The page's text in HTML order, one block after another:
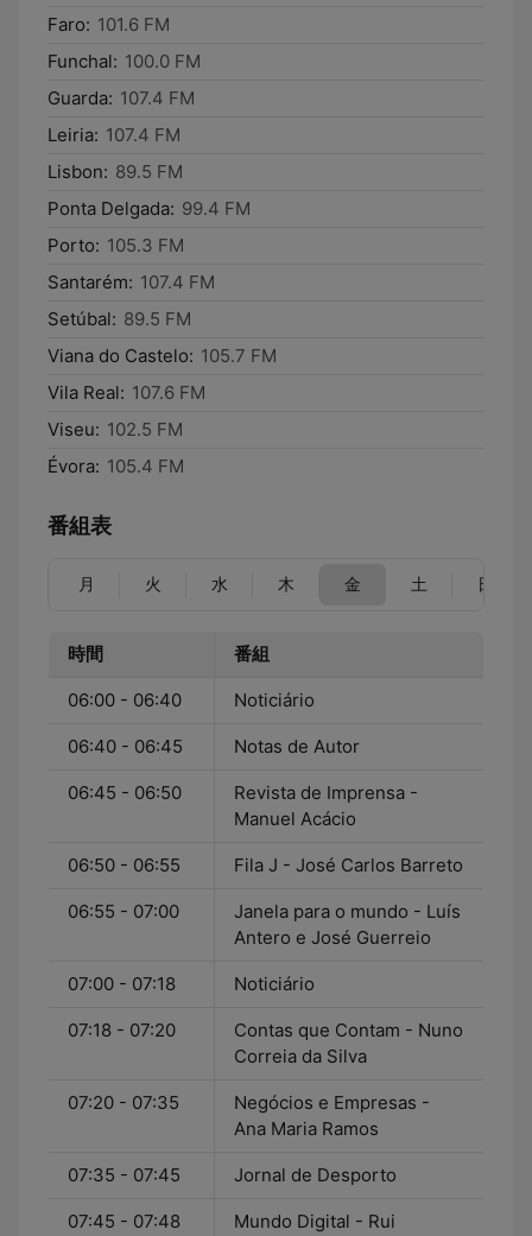
Faro: 101.6 FM
Funchal: 100.0 FM
Guarda: 107.4 FM
Leiria: 107.4 FM
Lisbon: 89.5 FM
Ponta Delgada: 99.4 FM
Porto: 105.3 FM
Santarém: 107.4 FM
Setúbal: 89.5 FM
Viana do Castelo: 105.7 FM
Vila Real: 107.6 FM
Viseu: 102.5 FM
Évora: 105.4 FM
番組表
月 火 水 木 金 土 日
時間 番組
06:00 - 06:40 Noticiário
06:40 - 06:45 Notas de Autor
06:45 - 06:50
Revista de Imprensa -
Manuel Acácio
06:50 - 06:55 Fila J - José Carlos Barreto
06:55 - 07:00
Janela para o mundo - Luís
Antero e José Guerreio
07:00 - 07:18 Noticiário
07:18 - 07:20
Contas que Contam - Nuno
Correia da Silva
07:20 - 07:35
Negócios e Empresas -
Ana Maria Ramos
07:35 - 07:45 Jornal de Desporto
07:45 - 07:48 Mundo Digital - Rui